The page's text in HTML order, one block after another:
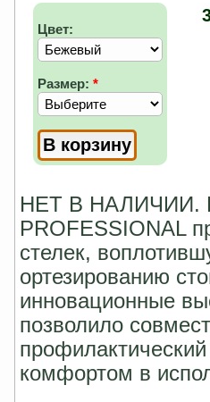
НЕТ В НАЛИЧИИ.
PROFESSIONAL
стелек,
ортезированию
инновационные
позволило
профилакти
комфортом в
Цвет:
Размер: *